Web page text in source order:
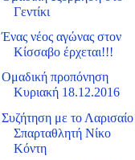
Γεντίκι
Ένας νέος αγώνας στον
Κίσσαβο έρχεται!!!
Ομαδική προπόνηση
Κυριακή 18.12.2016
Συζήτηση με το Λαρισαίο
Σπαρταθλητή Νίκο
Κόντη